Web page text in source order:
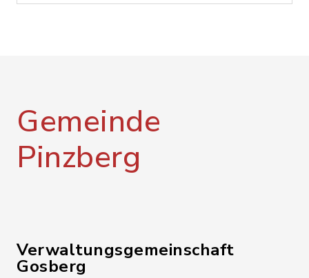
Gemeinde
Pinzberg
Verwaltungsgemeinschaft
Gosberg